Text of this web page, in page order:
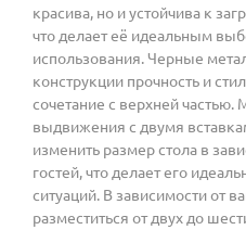
красива, но и устойчива к
что делает её идеальным
использования. Черные
конструкции прочность и
сочетание с верхней частью.
выдвижения с двумя
изменить размер стола в
гостей, что делает его
ситуаций. В зависимости от
разместиться от двух до